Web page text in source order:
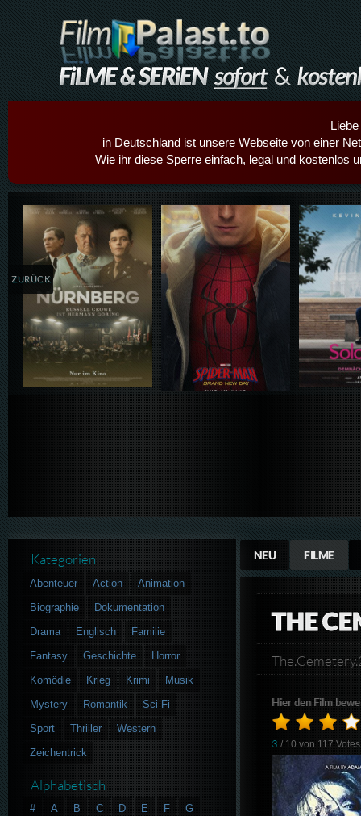
in Deutschland ist unsere Webseite von einer
Wie ihr diese Sperre einfach, legal und kostenlos
Details,Play Details,Play
ZURÜCK
NEU FILME
THE
Hier den Film
3 / 10 von 117 Votes
Kategorien
Abenteuer Action
Animation
Biographie
Dokumentation
Drama
Englisch
Familie
Fantasy
Geschichte
Horror
Komödie
Krieg Krimi
Musik
Mystery
Romantik
Sci-Fi
Sport
Thriller
Western
Zeichentrick
Alphabetisch
# A B C D E F
G